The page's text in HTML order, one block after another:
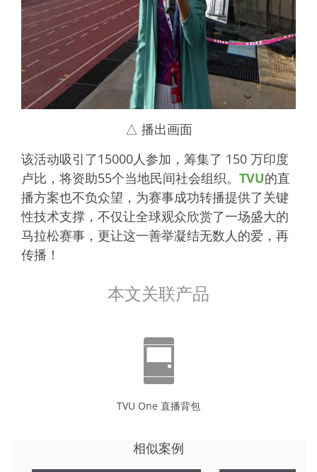
△ 播出画面
该活动吸引了15000人参加，筹集了 150 万印度
卢比，将资助55个当地民间社会组织。 TVU的直
播方案也不负众望，为赛事成功转播提供了关键
性技术支撑，不仅让全球观众欣赏了一场盛大的
马拉松赛事，更让这一善举凝结无数人的爱，再
传播！
本文关联产品
TVU One 直播背包
相似案例